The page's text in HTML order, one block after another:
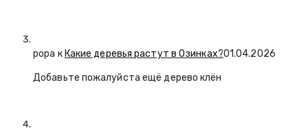
popa к Какие деревья растут в Озинках?01.04.2026
Добавьте пожалуйста ещё дерево клён